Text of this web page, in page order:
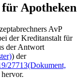
Apotheken
AvP
der Kreditanstalt für
der Antwort
) der
27713(Dokument,